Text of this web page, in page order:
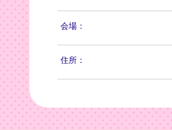
会場：
住所：